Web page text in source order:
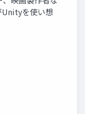
Unityを使い想